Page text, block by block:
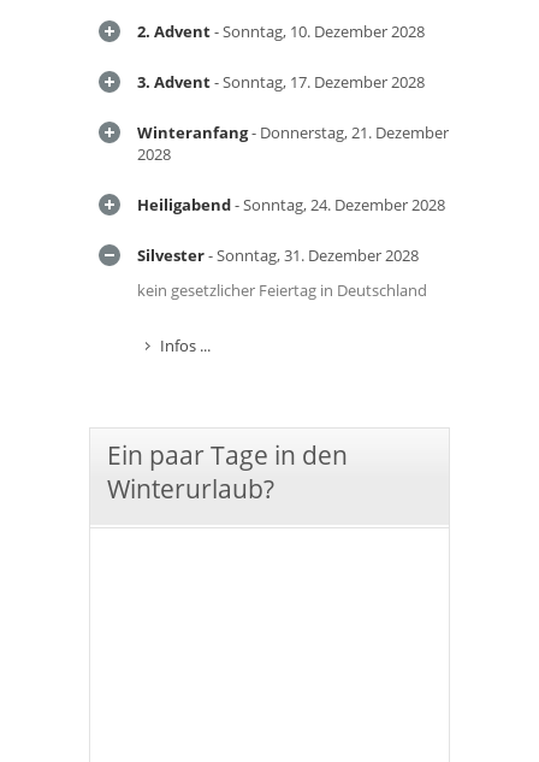
2. Advent- Sonntag, 10. Dezember 2028
3. Advent- Sonntag, 17. Dezember 2028
Winteranfang- Donnerstag, 21. Dezember
2028
Heiligabend- Sonntag, 24. Dezember 2028
Silvester- Sonntag, 31. Dezember 2028
kein gesetzlicher Feiertag in Deutschland
Infos ...
Ein paar Tage in den
Winterurlaub?